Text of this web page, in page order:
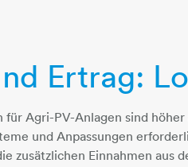
Ertrag:
für Agri-PV-Anlagen sind
und Anpassungen
zusätzlichen Einnahmen